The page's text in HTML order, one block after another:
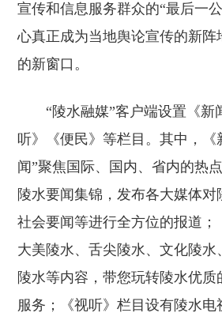
宣传和信息服务群众的“最后一
心真正成为当地舆论宣传的新阵
的新窗口。
“陵水融媒”客户端设置《新
听》《便民》等栏目。其中，《
闻”聚焦国际、国内、省内的热
陵水要闻集锦，发布各大媒体对
社会要闻等进行全方位的报道；
大美陵水、舌尖陵水、文化陵水
陵水等内容，带您玩转陵水优
服务；《视听》栏目设有陵水电